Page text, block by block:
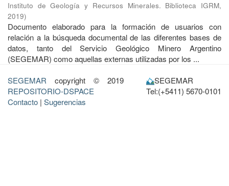
Instituto de Geología y Recursos Minerales. Biblioteca IGRM,
2019)
Documento elaborado para la formación de usuarios con
relación a la búsqueda documental de las diferentes bases de
datos, tanto del Servicio Geológico Minero Argentino
(SEGEMAR) como aquellas externas utilizadas por los ...
SEGEMAR copyright © 2019
REPOSITORIO-DSPACE
Contacto | Sugerencias
SEGEMAR
Tel:(+5411) 5670-0101